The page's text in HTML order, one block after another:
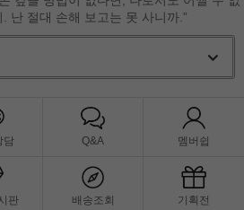
난 절대 손해 보고는 못 사니까.”
담 Q&A 멤버쉽
판 배송조회 기획전